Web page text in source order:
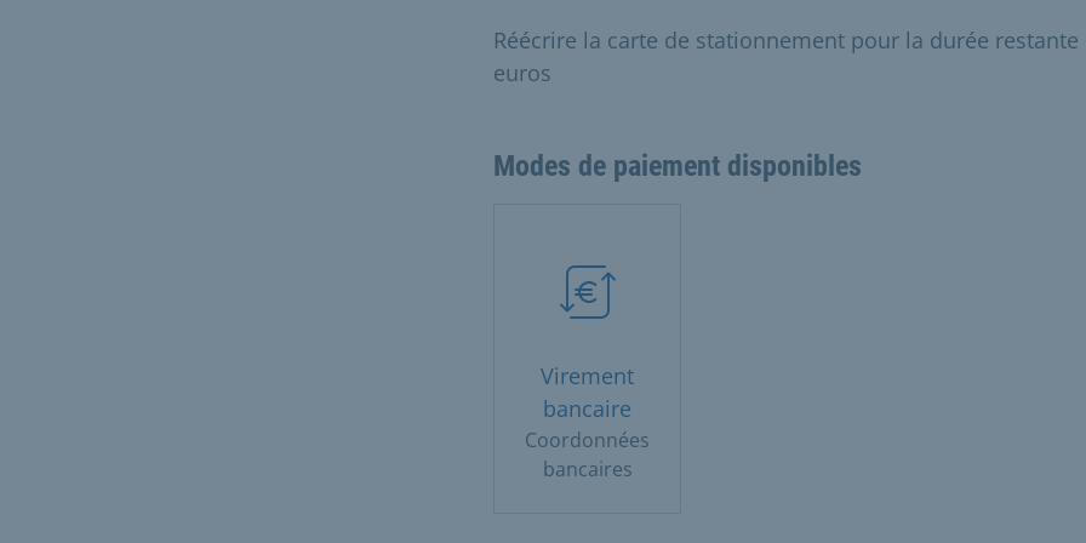
Réécrire la carte de stationnement pour la durée restante
euros
Modes de paiement disponibles
Virement
bancaire
Coordonnées
bancaires